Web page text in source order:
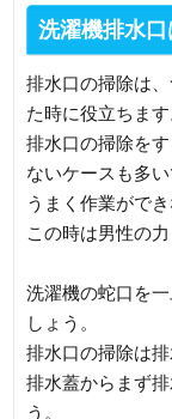
洗濯機排水
排水口の掃除は
た時に役立ちます
排水口の掃除を
ないケースも多
うまく作業がで
この時は男性の
洗濯機の蛇口を
しょう。
排水口の掃除は
排水蓋からまず
う。